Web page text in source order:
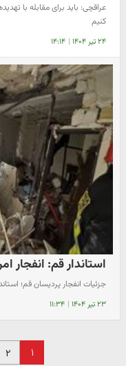
عراقچی: باید برای مقابله با
کنیم
۲۴ تیر ۱۴۰۴ | ۱۴:۱۴
استاندار قم: انفجار
جزئیات انفجار پردیسان قم؛
۲۳ تیر ۱۴۰۴ | ۱۱:۳۴
۱ ۲